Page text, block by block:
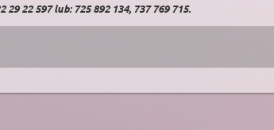
22 597 lub: 725 892 134, 737 769 715.